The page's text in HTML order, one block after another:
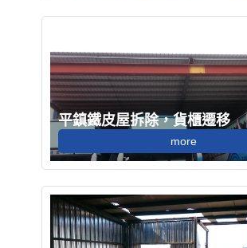
平鎮鐵皮屋拆除，貨櫃遷移
more